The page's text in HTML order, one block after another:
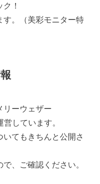
！
。（美彩モニター特
リーウェザー
営しています。
てもきちんと公開さ
、ご確認ください。